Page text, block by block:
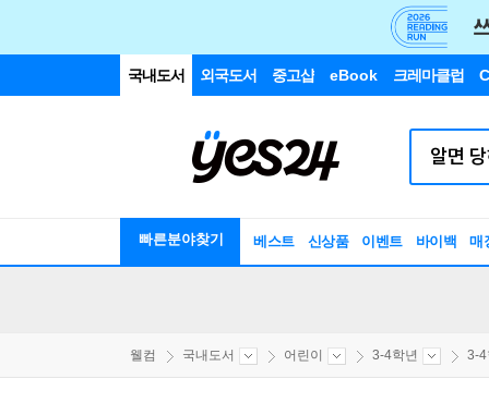
국내도서 외국도서 중고샵 eBook 크레마클럽
빠른분야찾기 베스트 신상품 이벤트 바이백 매
웰컴 국내도서 어린이 3-4학년 3-4